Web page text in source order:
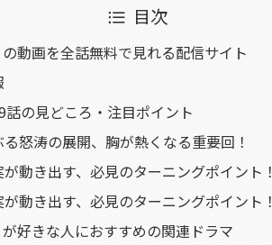
目次
の動画を全話無料で見れる配信サイト
話の見どころ・注目ポイント
怒涛の展開、胸が熱くなる重要回！
動き出す、必見のターニングポイント！
動き出す、必見のターニングポイント！
が好きな人におすすめの関連ドラマ